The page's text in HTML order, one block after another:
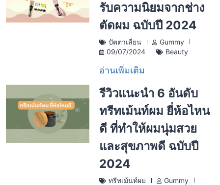
รับความนิยมจากช่าง
ตัดผม ฉบับปี 2024
ปัตตาเลี่ยน
Gummy
09/07/2024
Beauty
อ่านเพิ่มเติม
รีวิวแนะนำ 6 อันดับ
ทรีทเม้นท์ผม ยี่ห้อไหน
ดี ที่ทำให้ผมนุ่มสวย
และสุขภาพดี ฉบับปี
2024
ทรีทเม้นท์ผม
Gummy